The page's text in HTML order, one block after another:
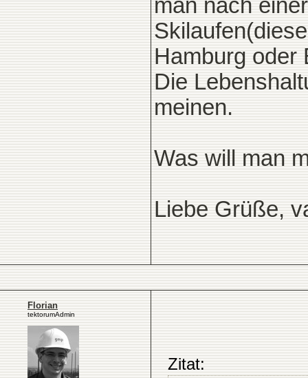
man nach
Hamburg oder
Die
meinen.
Was will man
Liebe Grüße,
Florian
tektorumAdmin
Zitat: